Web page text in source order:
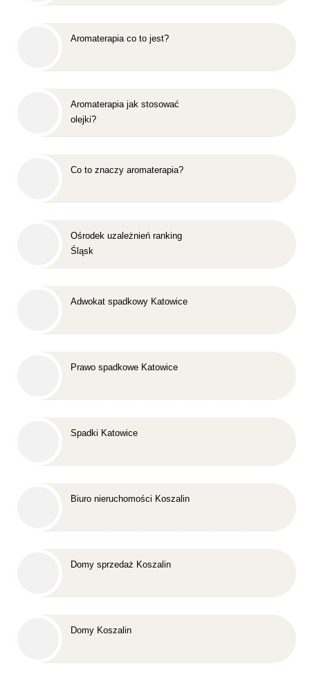
Aromaterapia co to jest?
Aromaterapia jak stosować
olejki?
Co to znaczy aromaterapia?
Ośrodek uzależnień ranking
Śląsk
Adwokat spadkowy Katowice
Prawo spadkowe Katowice
Spadki Katowice
Biuro nieruchomości Koszalin
Domy sprzedaż Koszalin
Domy Koszalin